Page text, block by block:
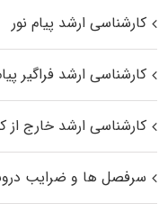
کارشناسی ارشد پیام نور
کارشناسی ارشد فراگیر
کارشناسی ارشد خارج از
سرفصل ها و ضرایب